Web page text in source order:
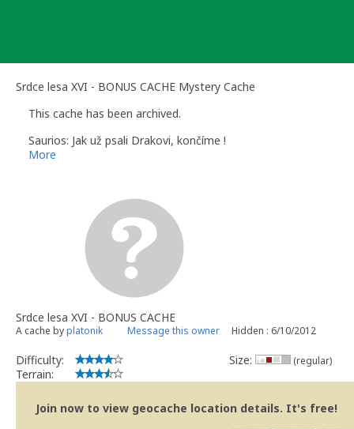
Srdce lesa XVI - BONUS CACHE Mystery Cache
This cache has been archived.
Saurios: Jak už psali Drakovi, končíme !
More
Srdce lesa XVI - BONUS CACHE
A cache byplatonik Message this owner Hidden : 6/10/2012
Difficulty:
Terrain:
Size: (regular)
Join now to view geocache location details. It's free!